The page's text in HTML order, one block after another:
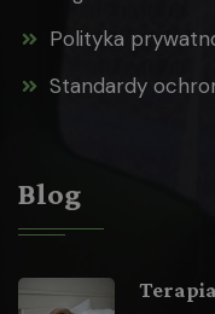
Polityka
Standardy
Blog